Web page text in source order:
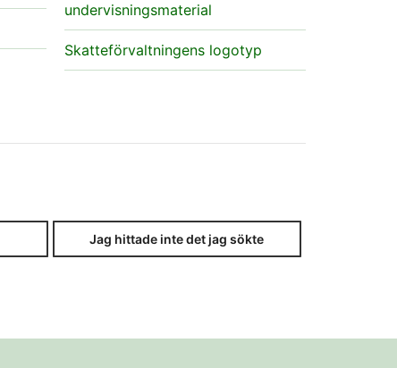
undervisningsmaterial
Skatteförvaltningens logotyp
Jag hittade inte det jag sökte